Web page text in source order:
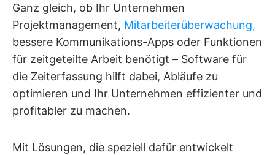
Ganz gleich, ob Ihr Unternehmen
Projektmanagement, Mitarbeiterüberwachung,
bessere Kommunikations-Apps oder Funktionen
für zeitgeteilte Arbeit benötigt – Software für
die Zeiterfassung hilft dabei, Abläufe zu
optimieren und Ihr Unternehmen effizienter und
profitabler zu machen.
Mit Lösungen, die speziell dafür entwickelt